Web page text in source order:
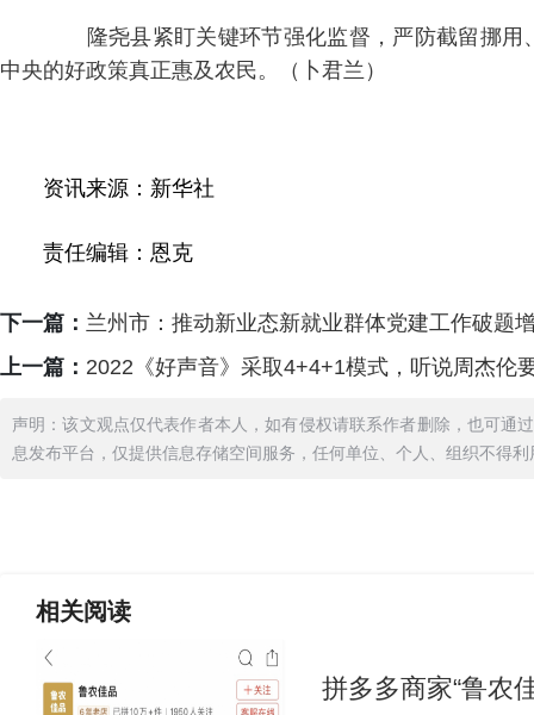
隆尧县紧盯关键环节强化监督，严防截留挪用
中央的好政策真正惠及农民。（卜君兰）
资讯来源：新华社
责任编辑：恩克
下一篇： 兰州市：推动新业态新就业群体党建工作破题
上一篇： 2022《好声音》采取4+4+1模式，听说周杰伦
声明：该文观点仅代表作者本人，如有侵权请联系作者删除，也可通
息发布平台，仅提供信息存储空间服务，任何单位、个人、组织不得
相关阅读
拼多多商家“鲁农